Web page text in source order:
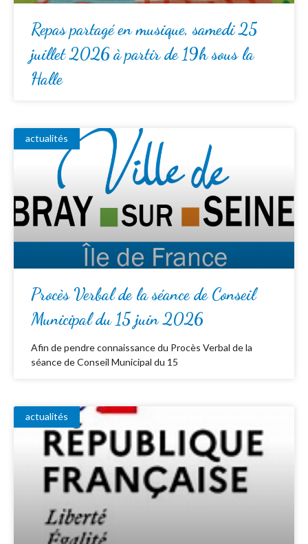
Repas partagé en musique, samedi 25
juillet 2026 à partir de 19h sous la
Halle
actualités
Procès Verbal de la séance de Conseil
Municipal du 15 juin 2026
Afin de pendre connaissance du Procès Verbal de la
séance de Conseil Municipal du 15
actualités